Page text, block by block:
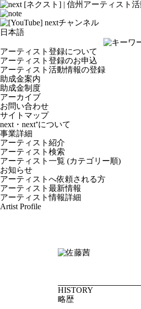
next・next⁺について
事業詳細
アーティスト紹介
アーティスト検索
アーティスト一覧 (カテゴリー順)
お知らせ
アーティストへ依頼される方
アーティスト最新情報
アーティスト登録について
アーティスト登録のお申込
アーティスト活動情報の登録
助成金案内
助成金制度
アーカイブ
お問い合わせ
サイトマップ
アーティスト情報詳細
Artist Profile
HISTORY
略歴